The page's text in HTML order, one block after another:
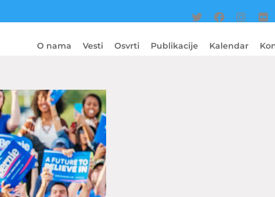
O nama Vesti Osvrti Publikacije Kalendar